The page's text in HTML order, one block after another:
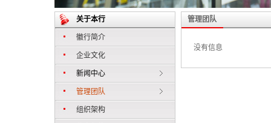
关于本行
徽行简介
企业文化
新闻中心
管理团队
组织架构
管理团队
没有信息